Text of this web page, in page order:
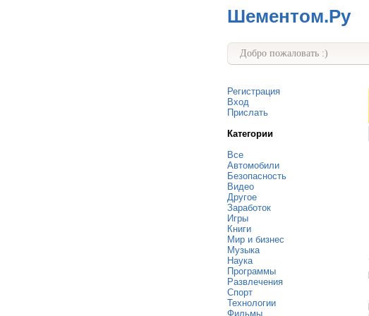
Шементом.Ру
Добро пожаловать :)
Регистрация
Вход
Прислать
Категории
Все
Автомобили
Безопасность
Видео
Другое
Заработок
Игры
Книги
Мир и бизнес
Музыка
Наука
Программы
Развлечения
Спорт
Технологии
Фильмы